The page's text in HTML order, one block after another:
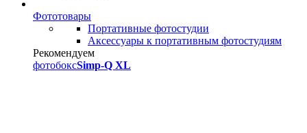
Фототовары
Портативные фотостудии
Аксессуары к портативным фотостудиям
Рекомендуем
фотобоксSimp-Q XL